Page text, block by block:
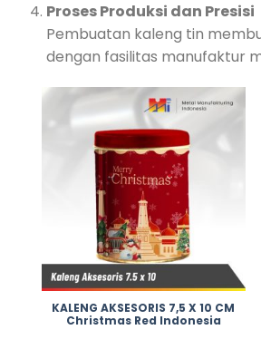
Proses Produksi dan Presisi
Pembuatan kaleng tin
dengan fasilitas manufaktur
KALENG AKSESORIS 7,5 X 10 CM
Christmas Red Indonesia